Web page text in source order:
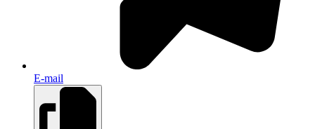
E-mail